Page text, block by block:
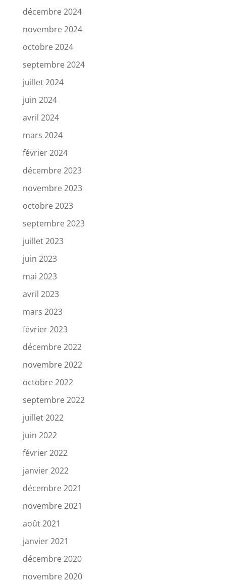
décembre 2024
novembre 2024
octobre 2024
septembre 2024
juillet 2024
juin 2024
avril 2024
mars 2024
février 2024
décembre 2023
novembre 2023
octobre 2023
septembre 2023
juillet 2023
juin 2023
mai 2023
avril 2023
mars 2023
février 2023
décembre 2022
novembre 2022
octobre 2022
septembre 2022
juillet 2022
juin 2022
février 2022
janvier 2022
décembre 2021
novembre 2021
août 2021
janvier 2021
décembre 2020
novembre 2020